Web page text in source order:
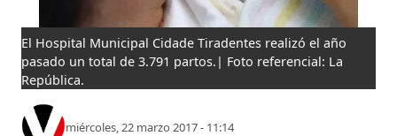
El Hospital Municipal Cidade Tiradentes realizó el año
pasado un total de 3.791 partos.| Foto referencial: La
República.
miércoles, 22 marzo 2017 - 11:14